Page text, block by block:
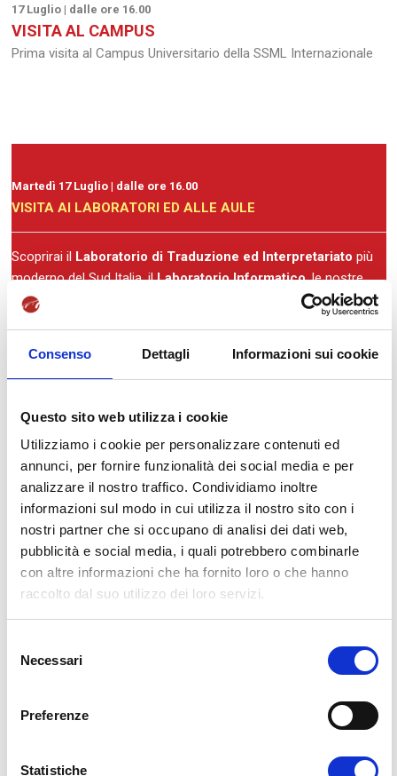
Consenso Dettagli Informazioni sui cookie
Questo sito web utilizza i cookie
Utilizziamo i cookie per personalizzare contenuti ed
annunci, per fornire funzionalità dei social media e per
analizzare il nostro traffico. Condividiamo inoltre
informazioni sul modo in cui utilizza il nostro sito con i
nostri partner che si occupano di analisi dei dati web,
pubblicità e social media, i quali potrebbero combinarle
con altre informazioni che ha fornito loro o che hanno
raccolto dal suo utilizzo dei loro servizi.
Necessari
Preferenze
Statistiche
17 Luglio | dalle ore 16.00
VISITA AL CAMPUS
Prima visita al Campus Universitario della SSML Internazionale
Martedì 17 Luglio | dalle ore 16.00
VISITA AI LABORATORI ED ALLE AULE
Scoprirai il Laboratorio di Traduzione ed Interpretariato più
moderno del Sud Italia, ilLaboratorio Informatico, le nostre
Aule Universitarie
INCONTRO CON I DOCENTI DELLA SSML
Conoscerai ilCorpo Docentedalla Scuola Superiore per
Mediatori Linguistici Internazionale. Unteam di Docenti
Universitari,sempre a disposizionedei propri studenti.
Martedì 17 Luglio | dalle ore 16.00
svolte durante l’
, riservando